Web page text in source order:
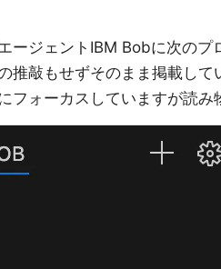
ージェントIBM Bobに次のプ
推敲もせずそのまま掲載して
フォーカスしていますが読み